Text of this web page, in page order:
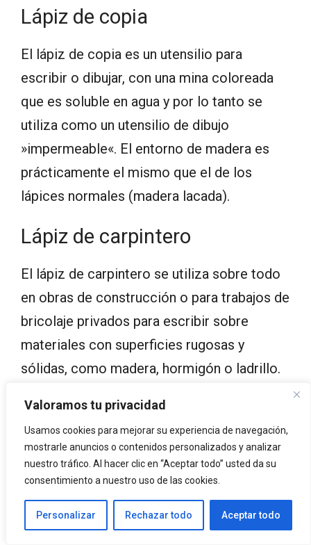
Valoramos tu privacidad
Usamos cookies para mejorar su experiencia de navegación,
mostrarle anuncios o contenidos personalizados y analizar
nuestro tráfico. Al hacer clic en “Aceptar todo” usted da su
consentimiento a nuestro uso de las cookies.
Personalizar Rechazar todo Aceptar todo
Lápiz de copia
El lápiz de copia es un utensilio para
escribir o dibujar, con una mina coloreada
que es soluble en agua y por lo tanto se
utiliza como un utensilio de dibujo
»impermeable«. El entorno de madera es
prácticamente el mismo que el de los
lápices normales (madera lacada).
Lápiz de carpintero
El lápiz de carpintero se utiliza sobre todo
en obras de construcción o para trabajos de
bricolaje privados para escribir sobre
materiales con superficies rugosas y
sólidas, como madera, hormigón o ladrillo.
forma y función. Este lápiz, con o sin punta,
es utilizado mayoritariamente por
carpinteros, albañiles y hormigoneros junto
a gente del mercado del bricolaje. Se utiliza
un cuchillo afilado para afilar este lápiz. Los
lápices de carpintero comerciales tienen